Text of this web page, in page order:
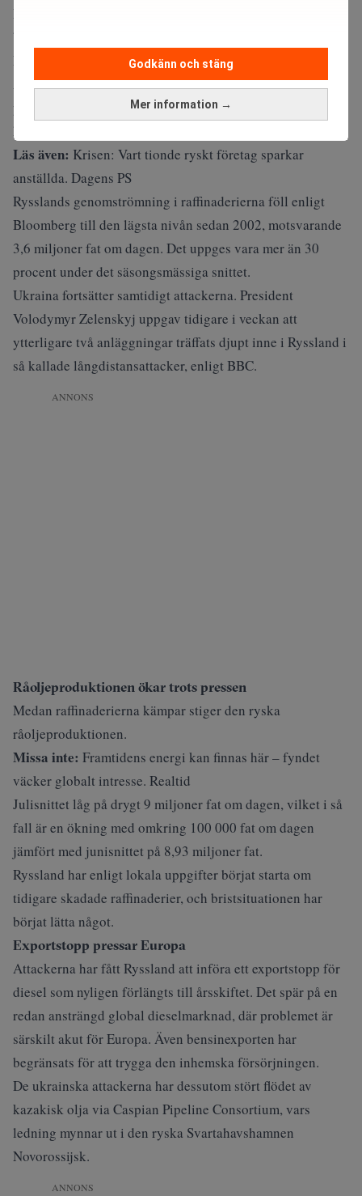
Mer information →
Godkänn och stäng
Ett av fartygen har redan nått sin destination. Lasterna
bestod av diesel och en mindre mängd flygbränsle.
Raffinaderikapaciteten på lägsta nivån sedan 2002
Att en stor oljeproducent tvingas importera raffinerade
produkter understryker hur hårt de ukrainska attackerna
har slagit mot den ryska nedströmssektorn.
Läs även: Krisen: Vart tionde ryskt företag sparkar
anställda. Dagens PS
Rysslands genomströmning i raffinaderierna föll enligt
Bloomberg till den lägsta nivån sedan 2002, motsvarande
3,6 miljoner fat om dagen. Det uppges vara mer än 30
procent under det säsongsmässiga snittet.
Ukraina fortsätter samtidigt attackerna. President
Volodymyr Zelenskyj uppgav tidigare i veckan att
ytterligare två anläggningar träffats djupt inne i Ryssland i
så kallade långdistansattacker, enligt BBC.
ANNONS
Råoljeproduktionen ökar trots pressen
Medan raffinaderierna kämpar stiger den ryska
råoljeproduktionen.
Missa inte: Framtidens energi kan finnas här – fyndet
väcker globalt intresse. Realtid
Julisnittet låg på drygt 9 miljoner fat om dagen, vilket i så
fall är en ökning med omkring 100 000 fat om dagen
jämfört med junisnittet på 8,93 miljoner fat.
Ryssland har enligt lokala uppgifter börjat starta om
tidigare skadade raffinaderier, och bristsituationen har
börjat lätta något.
Exportstopp pressar Europa
Attackerna har fått Ryssland att införa ett exportstopp för
diesel som nyligen förlängts till årsskiftet. Det spär på en
redan ansträngd global dieselmarknad, där problemet är
särskilt akut för Europa. Även bensinexporten har
begränsats för att trygga den inhemska försörjningen.
De ukrainska attackerna har dessutom stört flödet av
kazakisk olja via Caspian Pipeline Consortium, vars
ledning mynnar ut i den ryska Svartahavshamnen
Novorossijsk.
ANNONS